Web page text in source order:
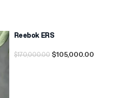
-38%
Reebok ERS
$170,000.00 $105,000.00